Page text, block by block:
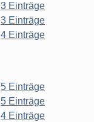
3 Einträge
3 Einträge
4 Einträge
5 Einträge
5 Einträge
4 Einträge